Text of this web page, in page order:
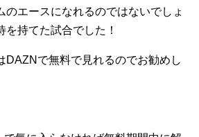
のエースになれるのではないでしょ
を持てた試合でした！
DAZNで無料で見れるのでお勧めし